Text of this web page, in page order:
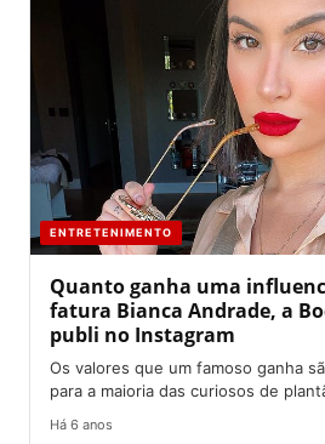
ENTRETENIMENTO
Quanto ganha uma
fatura Bianca Andrade, a
publi no Instagram
Os valores que um famoso ganha
para a maioria das curiosos de
Há 6 anos